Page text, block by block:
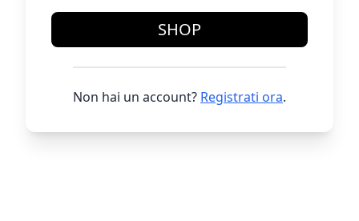
SHOP
Non hai un account? Registrati ora.